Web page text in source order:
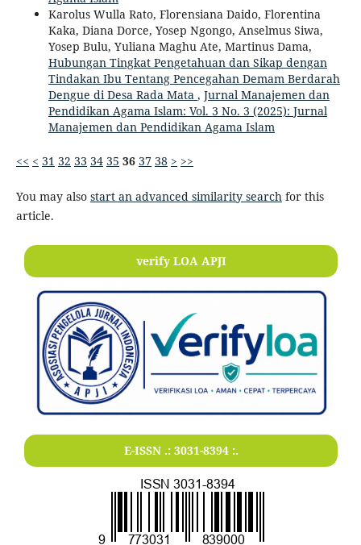
Karolus Wulla Rato, Florensiana Daido, Florentina
Kaka, Diana Dorce, Yosep Ngongo, Anselmus Siwa,
Yosep Bulu, Yuliana Maghu Ate, Martinus Dama,
Hubungan Tingkat Pengetahuan dan Sikap dengan
Tindakan Ibu Tentang Pencegahan Demam Berdarah
Dengue di Desa Rada Mata , Jurnal Manajemen dan
Pendidikan Agama Islam: Vol. 3 No. 3 (2025): Jurnal
Manajemen dan Pendidikan Agama Islam
<< < 31 32 33 34 35 36 37 38 > >>
You may also start an advanced similarity search for this
article.
verify LOA APJI
E-ISSN .: 3031-8394:.